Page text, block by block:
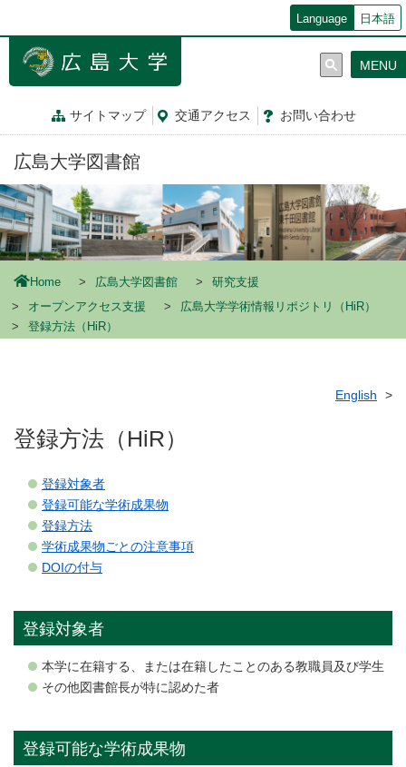
ン
動
Language 日本語
サイトマップ 交通アクセス お問い合わせ
MENU
広島大学図書館
Home 広島大学図書館
研究支援
オープンアクセス支援
広島大学学術情報リポジトリ（HiR）
登録方法（HiR）
English
登録方法（HiR）
登録対象者
登録可能な学術成果物
登録方法
学術成果物ごとの注意事項
DOIの付与
登録対象者
本学に在籍する、または在籍したことのある教職員及び学生
その他図書館長が特に認めた者
登録可能な学術成果物